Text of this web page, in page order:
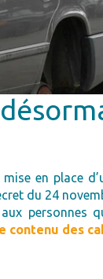
en place
du 24
personnes
contenu des